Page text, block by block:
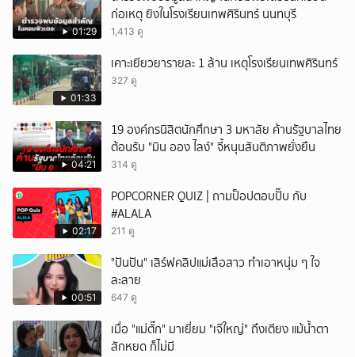
01:29
ก่อเหตุ ยิงในโรงเรียนเทพศิรินทร์ นนทบุรี
1,413 ดู
01:33
เคาะเยียวยารายละ 1 ล้าน เหตุโรงเรียนเทพศิรินทร์
327 ดู
04:21
19 องค์กรนิสิตนักศึกษา 3 มหาลัย ค้านรัฐบาลไทย
ต้อนรับ "มิน ออง ไลง์" จี้หนุนสันติภาพยั่งยืน
314 ดู
02:17
POPCORNER QUIZ | ถามป็อปตอบปั๊บ กับ
#ALALA
211 ดู
00:51
"ปันปัน" เสิร์ฟคลิปแม่เสือสาว ทำเอาหนุ่ม ๆ ใจ
ละลาย
647 ดู
เมื่อ "แม่ตั๊ก" มาเยี่ยม "เจ๊ใหญ่" ถึงเตียง แม้น้ำตา
สักหยด ก็ไม่มี